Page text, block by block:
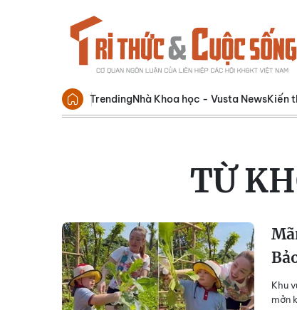
TrendingNhà Khoa học - Vusta NewsKiến
TỪ
Khu
mởn